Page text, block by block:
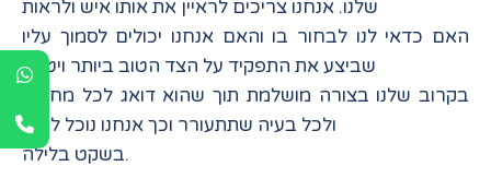
שלנו. אנחנו צריכים לראיין את אותו איש ולראות
האם כדאי לנו לבחור בו והאם אנחנו יכולים לסמוך עליו
שביצע את התפקיד על הצד הטוב ביותר ויטפל
בקרוב שלנו בצורה מושלמת תוך שהוא דואג לכל מחסור
ולכל בעיה שתתעורר וכך אנחנו נוכל לישון
בשקט בלילה.